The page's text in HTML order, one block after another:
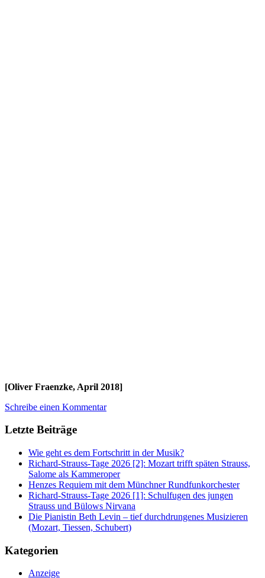
[Oliver Fraenzke, April 2018]
Schreibe einen Kommentar
Letzte Beiträge
Wie geht es dem Fortschritt in der Musik?
Richard-Strauss-Tage 2026 [2]: Mozart trifft späten Strauss,
Salome als Kammeroper
Henzes Requiem mit dem Münchner Rundfunkorchester
Richard-Strauss-Tage 2026 [1]: Schulfugen des jungen
Strauss und Bülows Nirvana
Die Pianistin Beth Levin – tief durchdrungenes Musizieren
(Mozart, Tiessen, Schubert)
Kategorien
Anzeige